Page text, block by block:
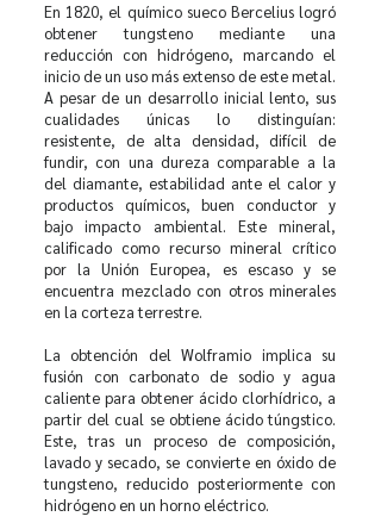
En 1820, el químico sueco Bercelius logró
obtener tungsteno mediante una
reducción con hidrógeno, marcando el
inicio de un uso más extenso de este metal.
A pesar de un desarrollo inicial lento, sus
cualidades únicas lo distinguían:
resistente, de alta densidad, difícil de
fundir, con una dureza comparable a la
del diamante, estabilidad ante el calor y
productos químicos, buen conductor y
bajo impacto ambiental. Este mineral,
calificado como recurso mineral crítico
por la Unión Europea, es escaso y se
encuentra mezclado con otros minerales
en la corteza terrestre.
La obtención del Wolframio implica su
fusión con carbonato de sodio y agua
caliente para obtener ácido clorhídrico, a
partir del cual se obtiene ácido túngstico.
Este, tras un proceso de composición,
lavado y secado, se convierte en óxido de
tungsteno, reducido posteriormente con
hidrógeno en un horno eléctrico.